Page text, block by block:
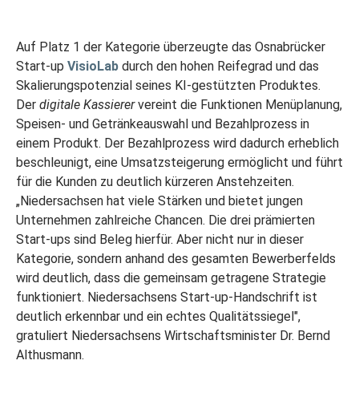
Auf Platz 1 der Kategorie überzeugte das Osnabrücker
Start-up VisioLab durch den hohen Reifegrad und das
Skalierungspotenzial seines KI-gestützten Produktes.
Der digitale Kassierervereint die Funktionen Menüplanung,
Speisen- und Getränkeauswahl und Bezahlprozess in
einem Produkt. Der Bezahlprozess wird dadurch erheblich
beschleunigt, eine Umsatzsteigerung ermöglicht und führt
für die Kunden zu deutlich kürzeren Anstehzeiten.
„Niedersachsen hat viele Stärken und bietet jungen
Unternehmen zahlreiche Chancen. Die drei prämierten
Start-ups sind Beleg hierfür. Aber nicht nur in dieser
Kategorie, sondern anhand des gesamten Bewerberfelds
wird deutlich, dass die gemeinsam getragene Strategie
funktioniert. Niedersachsens Start-up-Handschrift ist
deutlich erkennbar und ein echtes Qualitätssiegel",
gratuliert Niedersachsens Wirtschaftsminister Dr. Bernd
Althusmann.